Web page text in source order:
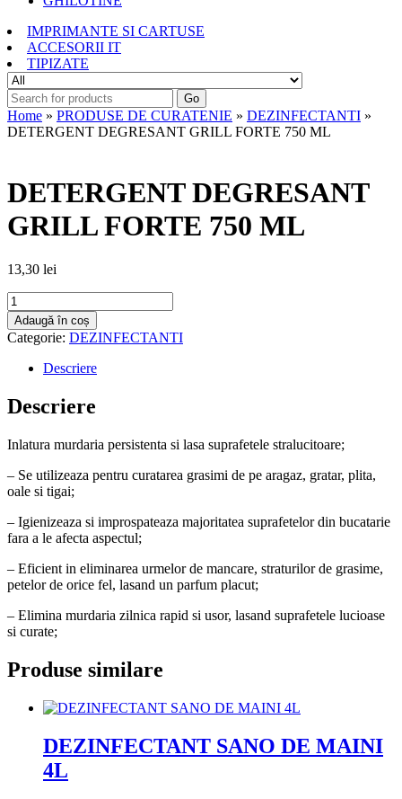
IMPRIMANTE SI CARTUSE
ACCESORII IT
TIPIZATE
Go
Home » PRODUSE DE CURATENIE » DEZINFECTANTI »
DETERGENT DEGRESANT GRILL FORTE 750 ML
DETERGENT DEGRESANT
GRILL FORTE 750 ML
13,30 lei
Cantitate
DETERGENT
DEGRESANT
GRILL
FORTE
ML
Adaugă în coș
Categorie: DEZINFECTANTI
Descriere
Descriere
Inlatura murdaria persistenta si lasa suprafetele stralucitoare;
– Se utilizeaza pentru curatarea grasimi de pe aragaz, gratar, plita,
oale si tigai;
– Igienizeaza si improspateaza majoritatea suprafetelor din bucatarie
fara a le afecta aspectul;
– Eficient in eliminarea urmelor de mancare, straturilor de grasime,
petelor de orice fel, lasand un parfum placut;
– Elimina murdaria zilnica rapid si usor, lasand suprafetele lucioase
si curate;
Produse similare
DEZINFECTANT SANO DE MAINI
4L